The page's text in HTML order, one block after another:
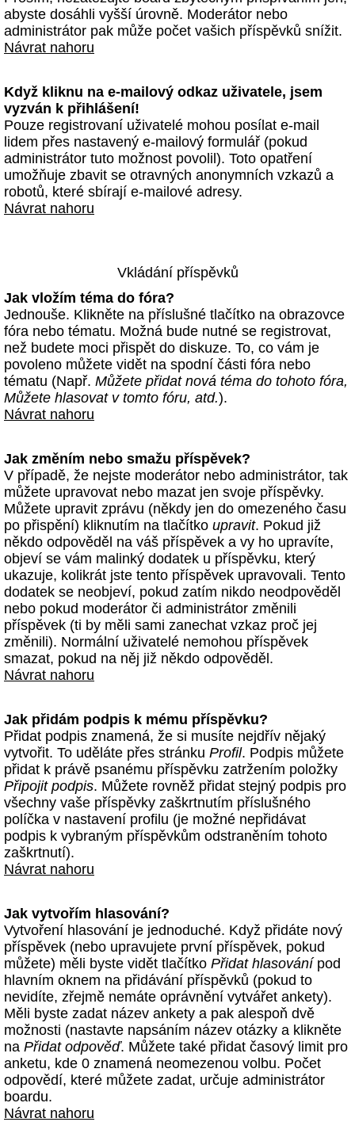
abyste dosáhli vyšší úrovně. Moderátor nebo
administrátor pak může počet vašich příspěvků snížit.
Návrat nahoru
Když kliknu na e-mailový odkaz uživatele, jsem
vyzván k přihlášení!
Pouze registrovaní uživatelé mohou posílat e-mail
lidem přes nastavený e-mailový formulář (pokud
administrátor tuto možnost povolil). Toto opatření
umožňuje zbavit se otravných anonymních vzkazů a
robotů, které sbírají e-mailové adresy.
Návrat nahoru
Vkládání příspěvků
Jak vložím téma do fóra?
Jednouše. Klikněte na příslušné tlačítko na obrazovce
fóra nebo tématu. Možná bude nutné se registrovat,
než budete moci přispět do diskuze. To, co vám je
povoleno můžete vidět na spodní části fóra nebo
tématu (Např. Můžete přidat nová téma do tohoto fóra,
Můžete hlasovat v tomto fóru, atd.).
Návrat nahoru
Jak změním nebo smažu příspěvek?
V případě, že nejste moderátor nebo administrátor, tak
můžete upravovat nebo mazat jen svoje příspěvky.
Můžete upravit zprávu (někdy jen do omezeného času
po přispění) kliknutím na tlačítko upravit. Pokud již
někdo odpověděl na váš příspěvek a vy ho upravíte,
objeví se vám malinký dodatek u příspěvku, který
ukazuje, kolikrát jste tento příspěvek upravovali. Tento
dodatek se neobjeví, pokud zatím nikdo neodpověděl
nebo pokud moderátor či administrátor změnili
příspěvek (ti by měli sami zanechat vzkaz proč jej
změnili). Normální uživatelé nemohou příspěvek
smazat, pokud na něj již někdo odpověděl.
Návrat nahoru
Jak přidám podpis k mému příspěvku?
Přidat podpis znamená, že si musíte nejdřív nějaký
vytvořit. To uděláte přes stránku Profil. Podpis můžete
přidat k právě psanému příspěvku zatržením položky
Připojit podpis. Můžete rovněž přidat stejný podpis pro
všechny vaše příspěvky zaškrtnutím příslušného
políčka v nastavení profilu (je možné nepřidávat
podpis k vybraným příspěvkům odstraněním tohoto
zaškrtnutí).
Návrat nahoru
Jak vytvořím hlasování?
Vytvoření hlasování je jednoduché. Když přidáte nový
příspěvek (nebo upravujete první příspěvek, pokud
můžete) měli byste vidět tlačítko Přidat hlasovánípod
hlavním oknem na přidávání příspěvků (pokud to
nevidíte, zřejmě nemáte oprávnění vytvářet ankety).
Měli byste zadat název ankety a pak alespoň dvě
možnosti (nastavte napsáním název otázky a klikněte
na Přidat odpověď. Můžete také přidat časový limit pro
anketu, kde 0 znamená neomezenou volbu. Počet
odpovědí, které můžete zadat, určuje administrátor
boardu.
Návrat nahoru